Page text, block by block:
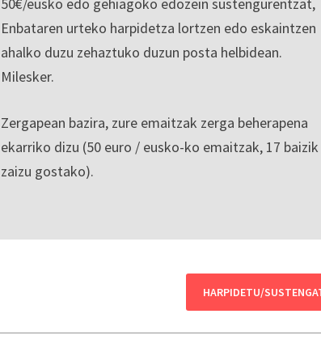
50€/eusko edo gehiagoko edozein sustengurentzat,
Enbataren urteko harpidetza lortzen edo eskaintzen
ahalko duzu zehaztuko duzun posta helbidean.
Milesker.
Zergapean bazira, zure emaitzak zerga beherapena
ekarriko dizu (50 euro / eusko-ko emaitzak, 17 baizik
zaizu gostako).
HARPIDETU/